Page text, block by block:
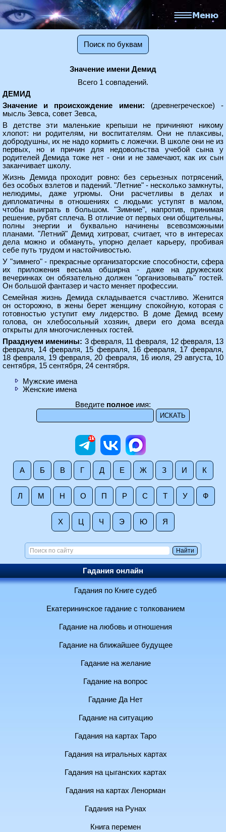
Поиск по буквам
Значение имени Демид
Всего 1 совпадений.
ДЕМИД
Значение и происхождение имени: (древнегреческое) -
мысль Зевса, совет Зевса,
В детстве эти маленькие крепыши не причиняют никому
хлопот: ни родителям, ни воспитателям. Они не плаксивы,
добродушны, их не надо кормить с ложечки. В школе они не из
первых, но и причин для недовольства учебой сына у
родителей Демида тоже нет - они и не замечают, как их сын
заканчивает школу.
Жизнь Демида проходит ровно: без серьезных потрясений,
без особых взлетов и падений. "Летние" - несколько замкнуты,
нелюдимы, даже угрюмы. Они расчетливы в делах и
дипломатичны в отношениях с людьми: уступят в малом,
чтобы выиграть в большом. "Зимние", напротив, принимая
решение, рубят сплеча. В отличие от первых они общительны,
полны энергии и буквально начинены всевозможными
планами. "Летний" Демид хитроват, считает, что в интересах
дела можно и обмануть, упорно делает карьеру, пробивая
себе путь трудом и настойчивостью.
У "зимнего" - прекрасные организаторские способности, сфера
их приложения весьма обширна - даже на дружеских
вечеринках он обязательно должен "организовывать" гостей.
Он большой фантазер и часто меняет профессии.
Семейная жизнь Демида складывается счастливо. Женится
он осторожно, в жены берет женщину спокойную, которая с
готовностью уступит ему лидерство. В доме Демид всему
голова, он хлебосольный хозяин, двери его дома всегда
открыты для многочисленных гостей.
Празднуем именины: 3 февраля, 11 февраля, 12 февраля, 13
февраля, 14 февраля, 15 февраля, 16 февраля, 17 февраля,
18 февраля, 19 февраля, 20 февраля, 16 июля, 29 августа, 10
сентября, 15 сентября, 24 сентября.
Мужские имена
Женские имена
Введите полное имя:
А Б В Г Д Е Ж З И К
Л М Н О П Р С Т У Ф
Х Ц Ч Э Ю Я
Гадания онлайн
Гадания по Книге судеб
Екатерининское гадание с толкованием
Гадание на любовь и отношения
Гадание на ближайшее будущее
Гадание на желание
Гадание на вопрос
Гадание Да Нет
Гадание на ситуацию
Гадания на картах Таро
Гадания на игральных картах
Гадания на цыганских картах
Гадания на картах Ленорман
Гадания на Рунах
Книга перемен